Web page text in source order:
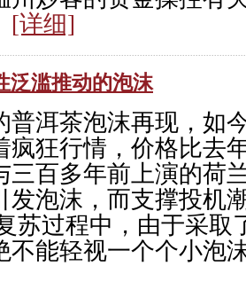
[详细]
泛滥推动的泡沫
普洱茶泡沫再现，如
疯狂行情，价格比去
三百多年前上演的荷
发泡沫，而支撑投机
苏过程中，由于采取
不能轻视一个个小泡